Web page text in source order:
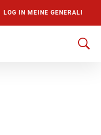
LOG IN MEINE GENERALI